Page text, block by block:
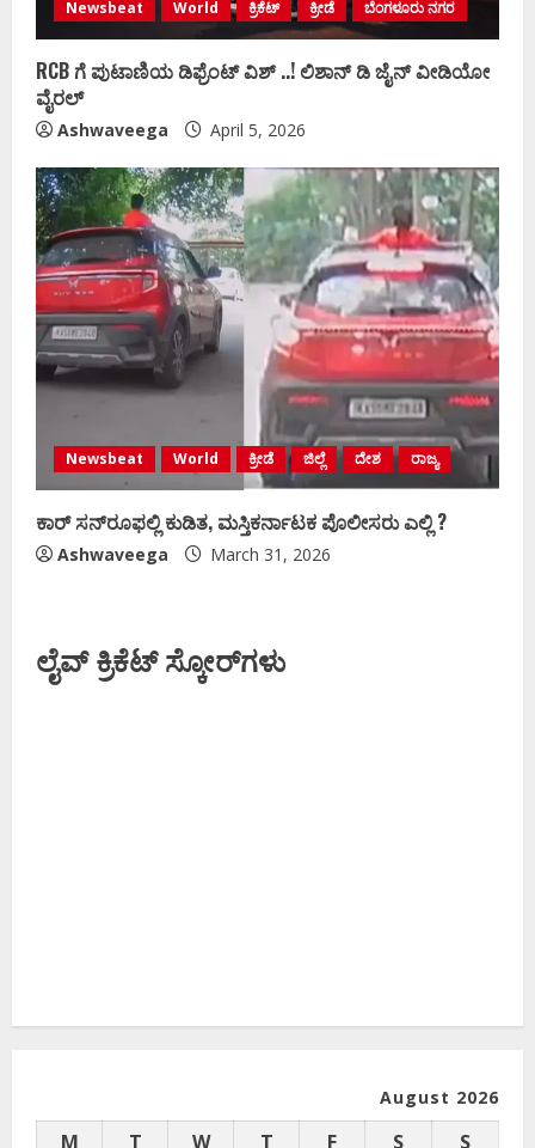
Newsbeat World ಕ್ರಿಕೆಟ್ ಕ್ರೀಡೆ ಬೆಂಗಳೂರು ನಗರ
RCB ಗೆ ಪುಟಾಣಿಯ ಡಿಫ್ರೆಂಟ್‌ ವಿಶ್ ..! ಲಿಶಾನ್‌ ಡಿ ಜೈನ್‌ ವೀಡಿಯೋ
ವೈರಲ್
Ashwaveega April 5, 2026
Newsbeat World ಕ್ರೀಡೆ ಜಿಲ್ಲೆ ದೇಶ ರಾಜ್ಯ
ಕಾರ್ ಸನ್‌ರೂಫಲ್ಲಿ ಕುಡಿತ, ಮಸ್ತಿಕರ್ನಾಟಕ ಪೊಲೀಸರು ಎಲ್ಲಿ ?
Ashwaveega March 31, 2026
ಲೈವ್ ಕ್ರಿಕೆಟ್ ಸ್ಕೋರ್‌ಗಳು
August 2026
M T W T F S S